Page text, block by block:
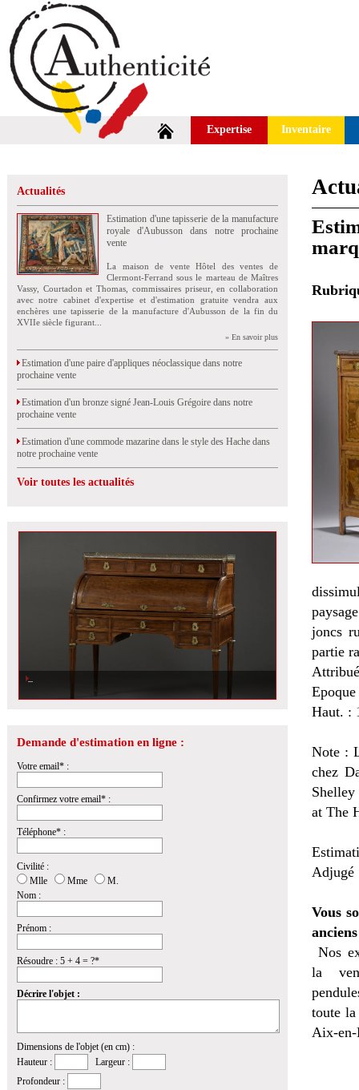
Expertise Inventaire
Actualités
Estimation d'une tapisserie de la manufacture
royale d'Aubusson dans notre prochaine
vente
La maison de vente Hôtel des ventes de
Clermont-Ferrand sous le marteau de Maîtres
Vassy, Courtadon et Thomas, commissaires priseur, en collaboration
avec notre cabinet d'expertise et d'estimation gratuite vendra aux
enchères une tapisserie de la manufacture d'Aubusson de la fin du
XVIIe siècle figurant...
» En savoir plus
Estimation d'une paire d'appliques néoclassique dans notre
prochaine vente
Estimation d'un bronze signé Jean-Louis Grégoire dans notre
prochaine vente
Estimation d'une commode mazarine dans le style des Hache dans
notre prochaine vente
Voir toutes les actualités
Demande d'estimation en ligne :
Votre email* :
Confirmez votre email* :
Téléphone* :
Civilité :
Mlle
Mme
M.
Nom :
Prénom :
Résoudre : 5 + 4 = ?*
Décrire l'objet :
Dimensions de l'objet (en cm) :
Hauteur :
Largeur :
Profondeur :
joncs
partie
Haut. :
Note :
chez
at The
Adjugé
Vous
Nos
la
toute
Aix-en-